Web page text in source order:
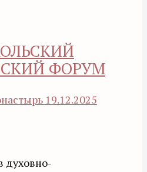
ФОРУМ
19.12.2025
духовно-